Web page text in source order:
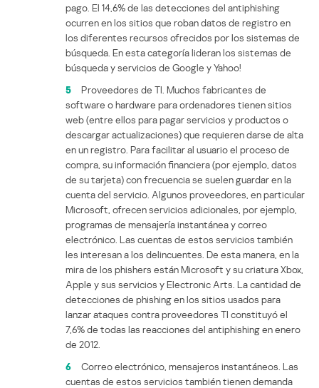
pago. El 14,6% de las detecciones del antiphishing
ocurren en los sitios que roban datos de registro en
los diferentes recursos ofrecidos por los sistemas de
búsqueda. En esta categoría lideran los sistemas de
búsqueda y servicios de Google y Yahoo!
5
Proveedores de TI. Muchos fabricantes de
software o hardware para ordenadores tienen sitios
web (entre ellos para pagar servicios y productos o
descargar actualizaciones) que requieren darse de alta
en un registro. Para facilitar al usuario el proceso de
compra, su información financiera (por ejemplo, datos
de su tarjeta) con frecuencia se suelen guardar en la
cuenta del servicio. Algunos proveedores, en particular
Microsoft, ofrecen servicios adicionales, por ejemplo,
programas de mensajería instantánea y correo
electrónico. Las cuentas de estos servicios también
les interesan a los delincuentes. De esta manera, en la
mira de los phishers están Microsoft y su criatura Xbox,
Apple y sus servicios y Electronic Arts. La cantidad de
detecciones de phishing en los sitios usados para
lanzar ataques contra proveedores TI constituyó el
7,6% de todas las reacciones del antiphishing en enero
de 2012.
6
Correo electrónico, mensajeros instantáneos. Las
cuentas de estos servicios también tienen demanda